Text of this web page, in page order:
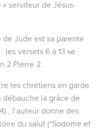
serviteur de Jésus-
Jude est sa parenté
les versets 6 à 13 se
2 Pierre 2.
les chrétiens en garde
débauche la grâce de
; l’auteur donne des
du salut (*Sodome et